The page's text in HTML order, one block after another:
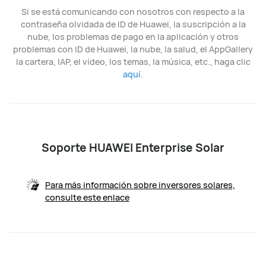
Si se está comunicando con nosotros con respecto a la
contraseña olvidada de ID de Huawei, la suscripción a la
nube, los problemas de pago en la aplicación y otros
problemas con ID de Huawei, la nube, la salud, el AppGallery
la cartera, IAP, el vídeo, los temas, la música, etc., haga clic
aquí
Soporte HUAWEI Enterprise Solar
Para más información sobre inversores solares,
consulte este enlace